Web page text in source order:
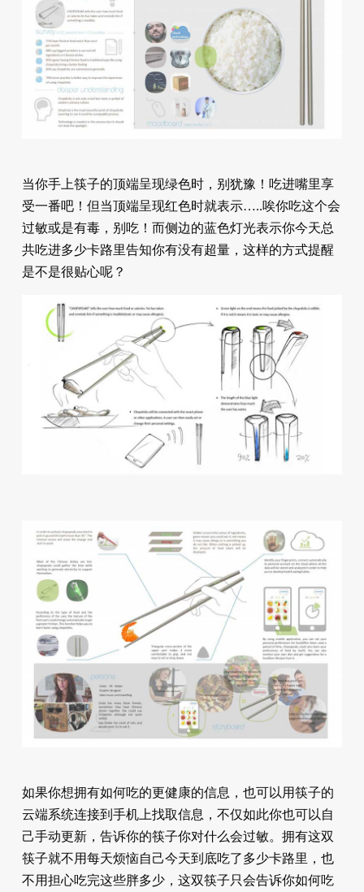
当你手上筷子的顶端呈现绿色时，别犹豫！吃进嘴里享
受一番吧！但当顶端呈现红色时就表示…..唉你吃这个会
过敏或是有毒，别吃！而侧边的蓝色灯光表示你今天总
共吃进多少卡路里告知你有没有超量，这样的方式提醒
是不是很贴心呢？
如果你想拥有如何吃的更健康的信息，也可以用筷子的
云端系统连接到手机上找取信息，不仅如此你也可以自
己手动更新，告诉你的筷子你对什么会过敏。拥有这双
筷子就不用每天烦恼自己今天到底吃了多少卡路里，也
不用担心吃完这些胖多少，这双筷子只会告诉你如何吃